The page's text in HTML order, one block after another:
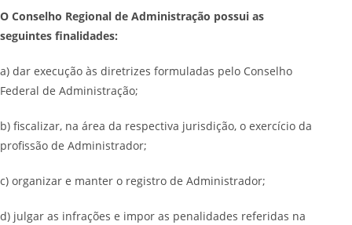
O Conselho Regional de Administração possui as
seguintes finalidades:
a) dar execução às diretrizes formuladas pelo Conselho
Federal de Administração;
b) fiscalizar, na área da respectiva jurisdição, o exercício da
profissão de Administrador;
c) organizar e manter o registro de Administrador;
d) julgar as infrações e impor as penalidades referidas na